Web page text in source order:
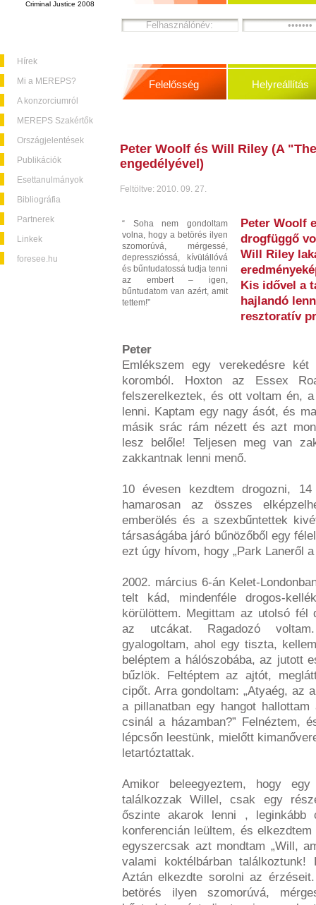
Criminal Justice 2008
Hírek
Mi a MEREPS?
A konzorciumról
MEREPS Szakértők
Országjelentések
Publikációk
Esettanulmányok
Bibliográfia
Partnerek
Linkek
foresee.hu
Felelősség Helyreállítás
Peter Woolf és Will Riley (A
engedélyével)
Feltöltve: 2010. 09. 27.
“ Soha nem gondoltam
volna, hogy a betörés ilyen
szomorúvá, mérgessé,
depresszióssá, kívülállóvá
és bűntudatossá tudja tenni
az embert – igen,
bűntudatom van azért, amit
tettem!”
Peter Woolf
drogfüggő
Will Riley
Kis idővel a
hajlandó
resztoratív
Peter
Emlékszem egy verekedésre
koromból. Hoxton az Essex
felszerelkeztek, és ott voltam én,
lenni. Kaptam egy nagy ásót, és
másik srác rám nézett és azt
lesz belőle! Teljesen meg van
zakkantnak lenni menő.
10 évesen kezdtem drogozni,
hamarosan az összes
emberölés és a szexbűntettek
társaságába járó bűnözőből egy
ezt úgy hívom, hogy „Park Laneről
2002. március 6-án Kelet-
telt kád, mindenféle drogos-
körülöttem. Megittam az utolsó fél
az utcákat. Ragadozó voltam.
gyalogoltam, ahol egy tiszta,
beléptem a hálószobába, az jutott
bűzlök. Feltéptem az ajtót,
cipőt. Arra gondoltam: „Atyaég, az
a pillanatban egy hangot
csinál a házamban?” Felnéztem,
lépcsőn leestünk, mielőtt
letartóztattak.
Amikor beleegyeztem, hogy
találkozzak Willel, csak egy
őszinte akarok lenni ,
konferencián leültem, és
egyszercsak azt mondtam „Will,
valami koktélbárban
Aztán elkezdte sorolni az
betörés ilyen szomorúvá,